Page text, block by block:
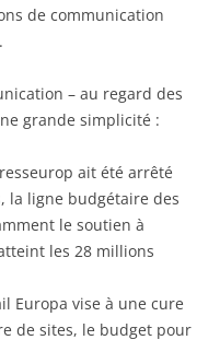
de communication
– au regard des
grande simplicité :
ait été arrêté
la ligne budgétaire des
le soutien à
les 28 millions
Europa vise à une cure
de sites, le budget pour